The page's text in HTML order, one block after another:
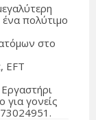
πολύτιμο
στο
EFT
για γονείς